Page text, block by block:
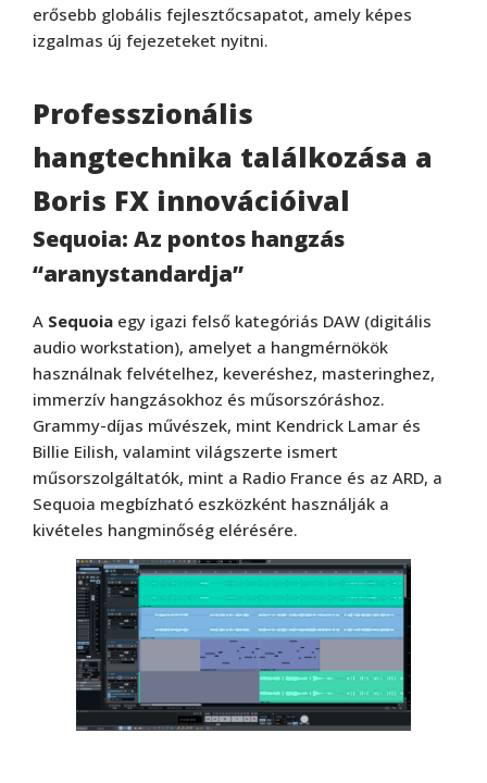
erősebb globális fejlesztőcsapatot, amely képes
izgalmas új fejezeteket nyitni.
Professzionális
hangtechnika találkozása a
Boris FX innovációival
Sequoia: Az pontos hangzás
“aranystandardja”
A Sequoia egy igazi felső kategóriás DAW (digitális
audio workstation), amelyet a hangmérnökök
használnak felvételhez, keveréshez, masteringhez,
immerzív hangzásokhoz és műsorszóráshoz.
Grammy-díjas művészek, mint Kendrick Lamar és
Billie Eilish, valamint világszerte ismert
műsorszolgáltatók, mint a Radio France és az ARD, a
Sequoia megbízható eszközként használják a
kivételes hangminőség elérésére.